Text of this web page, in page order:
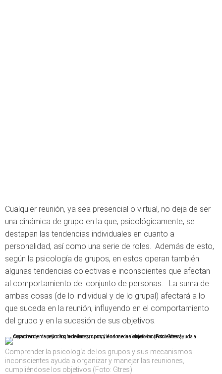
Cualquier reunión, ya sea presencial o virtual, no deja de ser
una dinámica de grupo en la que, psicológicamente, se
destapan las tendencias individuales en cuanto a
personalidad, así como una serie de roles. Además de esto,
según la psicología de grupos, en estos operan también
algunas tendencias colectivas e inconscientes que afectan
al comportamiento del conjunto de personas. La suma de
ambas cosas (de lo individual y de lo grupal) afectará a lo
que suceda en la reunión, influyendo en el comportamiento
del grupo y en la sucesión de sus objetivos.
Comprender la psicología de los grupos y sus mecanismos
inconscientes ayuda a organizar y manejar las reuniones,
cumpliéndose los objetivos (Foto: Gtres)